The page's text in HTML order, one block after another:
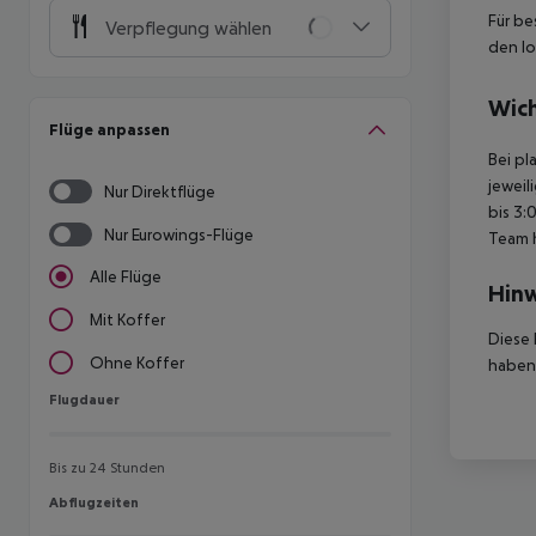
Verpflegung wählen
Flüge anpassen
Nur Direktflüge
Nur Eurowings-Flüge
Alle Flüge
Mit Koffer
Ohne Koffer
Flugdauer
Flugdauer
Bis zu 24 Stunden
Abflugzeiten
Abflugzeiten
Für
den
Bei
bis
Team
Diese